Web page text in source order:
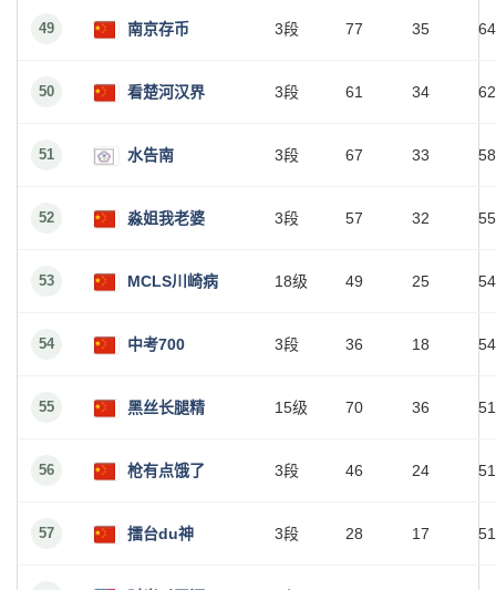
49 南京存币 3段 77 35
50 看楚河汉界 3段 61 34
51 水告南 3段 67 33
52 淼姐我老婆 3段 57 32
53 MCLS川崎病 18级 49 25
54 中考700 3段 36 18
55 黑丝长腿精 15级 70 36
56 枪有点饿了 3段 46 24
57 擂台du神 3段 28 17